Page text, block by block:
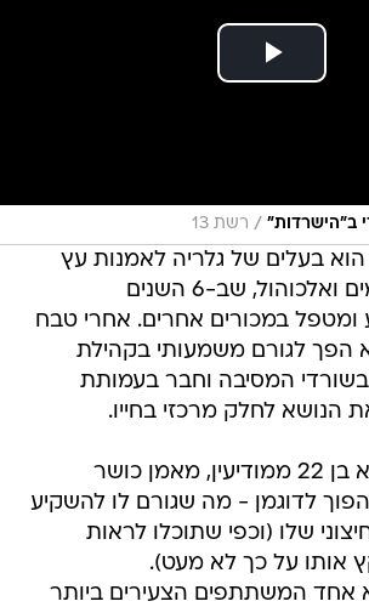
ב"הישרדות" / רשת 13
גרוש בן 47, הוא בעלים של גלריה לאמנות עץ
שהיה מכור לסמים ואלכוהול, שב-6 השנים
ומטפל במכורים אחרים. אחרי טבח
הפך לגורם משמעותי בקהילת
המסיבה וחבר בעמותת
הנושא לחלק מרכזי בחייו.
שלו, לעומתו, הוא בן 22 ממודיעין, מאמן כושר
לדוגמן - מה שגורם לו להשקיע
שלו (וכפי שתוכלו לראות
אותו על כך לא מעט).
אחד המשתתפים הצעירים ביותר